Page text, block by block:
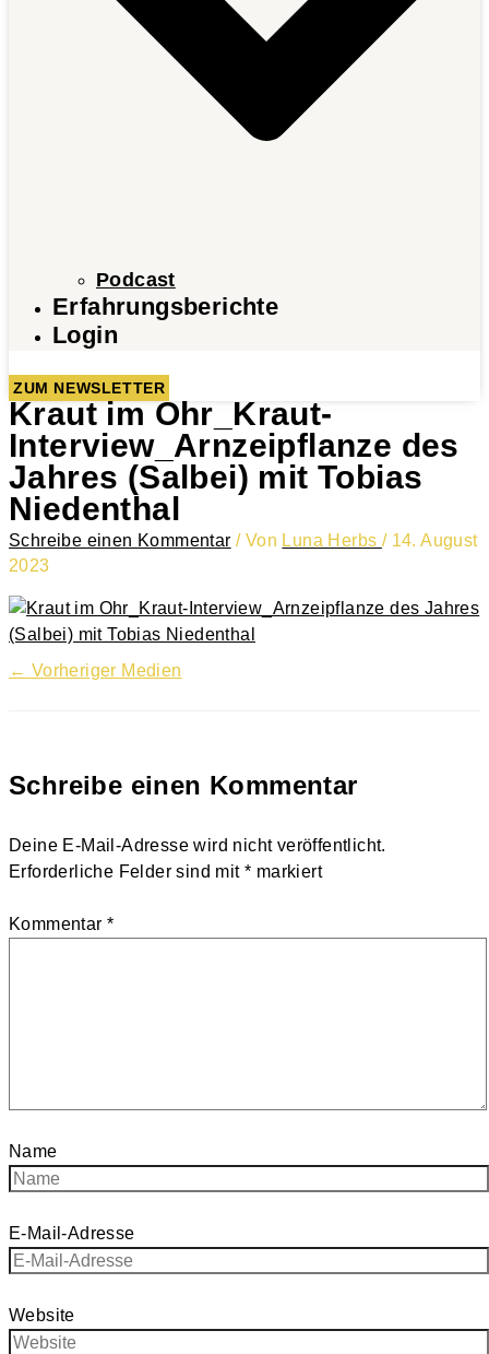
Podcast
Erfahrungsberichte
Login
ZUM NEWSLETTER
Kraut im Ohr_Kraut-
Interview_Arnzeipflanze des
Jahres (Salbei) mit Tobias
Niedenthal
Schreibe einen Kommentar / Von Luna Herbs / 14. August
2023
← Vorheriger Medien
Schreibe einen Kommentar
Deine E-Mail-Adresse wird nicht veröffentlicht.
Erforderliche Felder sind mit * markiert
Kommentar*
Name
E-Mail-Adresse
Website